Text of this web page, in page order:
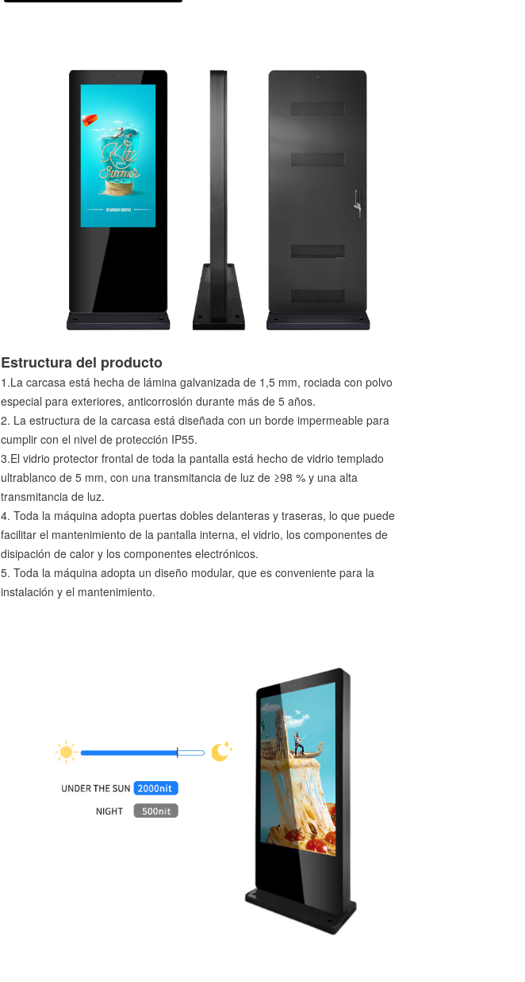
Estructura del producto
1.La carcasa está hecha de lámina galvanizada de 1,5 mm, rociada con polvo
especial para exteriores, anticorrosión durante más de 5 años.
2. La estructura de la carcasa está diseñada con un borde impermeable para
cumplir con el nivel de protección IP55.
3.El vidrio protector frontal de toda la pantalla está hecho de vidrio templado
ultrablanco de 5 mm, con una transmitancia de luz de ≥98 % y una alta
transmitancia de luz.
4. Toda la máquina adopta puertas dobles delanteras y traseras, lo que puede
facilitar el mantenimiento de la pantalla interna, el vidrio, los componentes de
disipación de calor y los componentes electrónicos.
5. Toda la máquina adopta un diseño modular, que es conveniente para la
instalación y el mantenimiento.